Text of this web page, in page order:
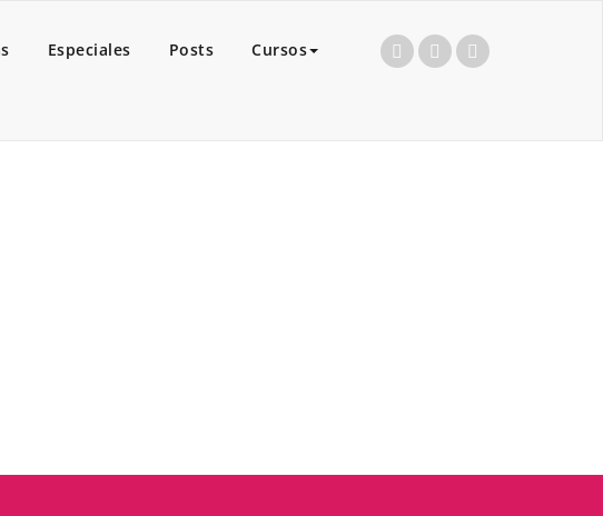
Especiales Posts Cursos